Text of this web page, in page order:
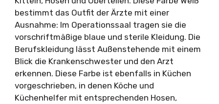
bestimmt das Outfit der Ärzte mit einer
Ausnahme: Im Operationssaal tragen sie die
vorschriftmäßige blaue und sterile Kleidung. Die
Berufskleidung lässt Außenstehende mit einem
Blick die Krankenschwester und den Arzt
erkennen. Diese Farbe ist ebenfalls in Küchen
vorgeschrieben, in denen Köche und
Küchenhelfer mit entsprechenden Hosen,